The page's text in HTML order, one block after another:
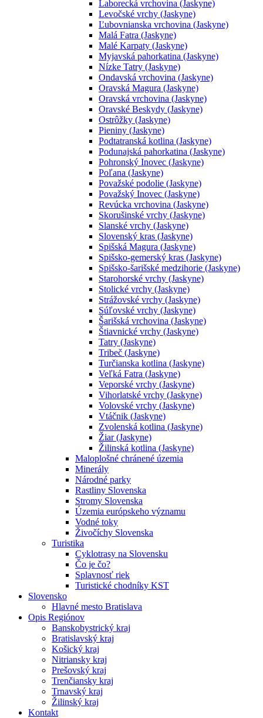
Laborecká vrchovina (Jaskyne)
Levočské vrchy (Jaskyne)
Ľubovnianska vrchovina (Jaskyne)
Malá Fatra (Jaskyne)
Malé Karpaty (Jaskyne)
Myjavská pahorkatina (Jaskyne)
Nízke Tatry (Jaskyne)
Ondavská vrchovina (Jaskyne)
Oravská Magura (Jaskyne)
Oravská vrchovina (Jaskyne)
Oravské Beskydy (Jaskyne)
Ostrôžky (Jaskyne)
Pieniny (Jaskyne)
Podtatranská kotlina (Jaskyne)
Podunajská pahorkatina (Jaskyne)
Pohronský Inovec (Jaskyne)
Poľana (Jaskyne)
Považské podolie (Jaskyne)
Považský Inovec (Jaskyne)
Revúcka vrchovina (Jaskyne)
Skorušinské vrchy (Jaskyne)
Slanské vrchy (Jaskyne)
Slovenský kras (Jaskyne)
Spišská Magura (Jaskyne)
Spišsko-gemerský kras (Jaskyne)
Spišsko-šarišské medzihorie (Jaskyne)
Starohorské vrchy (Jaskyne)
Stolické vrchy (Jaskyne)
Strážovské vrchy (Jaskyne)
Súľovské vrchy (Jaskyne)
Šarišská vrchovina (Jaskyne)
Štiavnické vrchy (Jaskyne)
Tatry (Jaskyne)
Tribeč (Jaskyne)
Turčianska kotlina (Jaskyne)
Veľká Fatra (Jaskyne)
Veporské vrchy (Jaskyne)
Vihorlatské vrchy (Jaskyne)
Volovské vrchy (Jaskyne)
Vtáčnik (Jaskyne)
Zvolenská kotlina (Jaskyne)
Žiar (Jaskyne)
Žilinská kotlina (Jaskyne)
Maloplošné chránené územia
Minerály
Národné parky
Rastliny Slovenska
Stromy Slovenska
Územia európskeho významu
Vodné toky
Živočíchy Slovenska
Turistika
Cyklotrasy na Slovensku
Čo je čo?
Splavnosť riek
Turistické chodníky KST
Slovensko
Hlavné mesto Bratislava
Opis Regiónov
Banskobystrický kraj
Bratislavský kraj
Košický kraj
Nitriansky kraj
Prešovský kraj
Trenčiansky kraj
Trnavský kraj
Žilinský kraj
Kontakt